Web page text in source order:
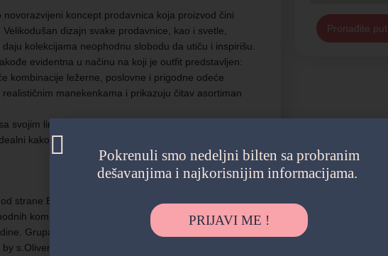
novorazvijeni koncept prodavnica koja proizvod čini
dizajn svake prodavnice, kao i svetle,
kolekcijama neophodnu slobodu da utiču i inspirišu.
evidentna u načinu na koji je outfit predstavljen:
kombinacije ležerne, poslovne i prigodne odeće
manekenkama i prikazuju čitav asortiman
svojim linijama , s.Oliver I QS by s.Oliver. Obe linije
kako za svečane prilike tako I za svakodnevne.
strane Bernda Frajera, s.Oliver grupa se razvila u jednu
kompanija za samo nekoliko decenija i proslavila je
Grupa zapošljava oko 5.100 ljudi širom sveta. Pored
s.Oliver, u portfoliju kompanije su i comma, Liebeskind
Pronađite
Pokrenuli smo nedeljni bilten sa probranim
dešavanjima i najkorisnijim informacijama.
PRIJAVI ME !